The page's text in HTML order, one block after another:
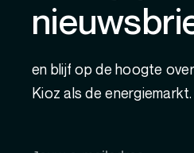
en blijf op de hoogte
Kioz als de energiemarkt.